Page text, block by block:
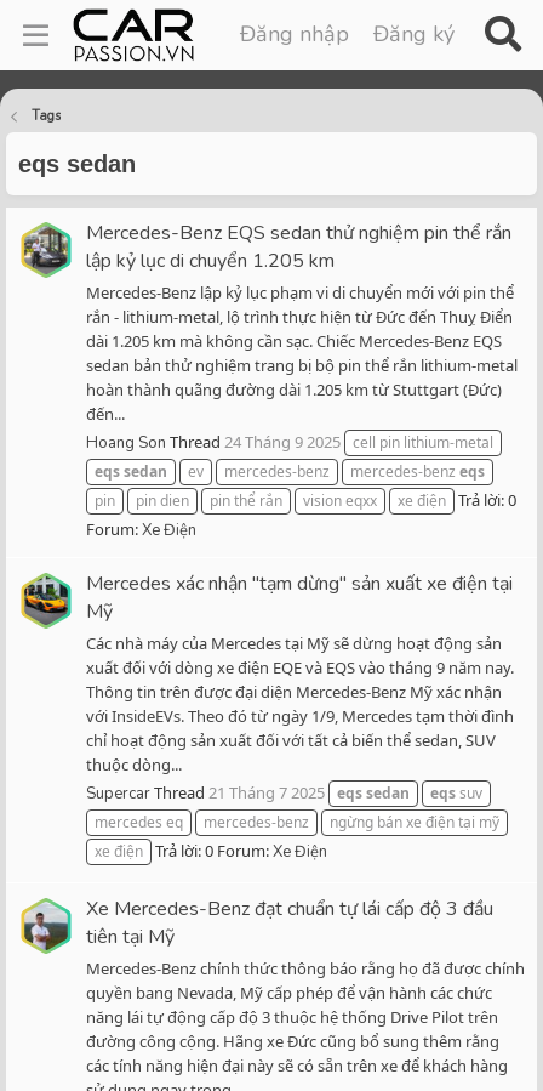
Đăng nhập Đăng ký
Tags
eqs sedan
Mercedes-Benz EQS sedan thử nghiệm pin thể rắn
lập kỷ lục di chuyển 1.205 km
Mercedes-Benz lập kỷ lục phạm vi di chuyển mới với pin thể
rắn - lithium-metal, lộ trình thực hiện từ Đức đến Thuỵ Điển
dài 1.205 km mà không cần sạc. Chiếc Mercedes-Benz EQS
sedan bản thử nghiệm trang bị bộ pin thể rắn lithium-metal
hoàn thành quãng đường dài 1.205 km từ Stuttgart (Đức)
đến...
Hoang Son Thread 24 Tháng 9 2025 cell pin lithium-metal
eqssedan ev mercedes-benz mercedes-benz eqs
pin
pin dien pin thể rắn vision eqxx xe điện Trả lời: 0
Forum:Xe Điện
Mercedes xác nhận "tạm dừng" sản xuất xe điện tại
Mỹ
Các nhà máy của Mercedes tại Mỹ sẽ dừng hoạt động sản
xuất đối với dòng xe điện EQE và EQS vào tháng 9 năm nay.
Thông tin trên được đại diện Mercedes-Benz Mỹ xác nhận
với InsideEVs. Theo đó từ ngày 1/9, Mercedes tạm thời đình
chỉ hoạt động sản xuất đối với tất cả biến thể sedan, SUV
thuộc dòng...
SupercarThread 21 Tháng 7 2025 eqssedan eqssuv
mercedes eq
mercedes-benz
ngừng bán xe điện tại mỹ
xe điện Trả lời: 0 Forum:Xe Điện
Xe Mercedes-Benz đạt chuẩn tự lái cấp độ 3 đầu
tiên tại Mỹ
Mercedes-Benz chính thức thông báo rằng họ đã được chính
quyền bang Nevada, Mỹ cấp phép để vận hành các chức
năng lái tự động cấp độ 3 thuộc hệ thống Drive Pilot trên
đường công cộng. Hãng xe Đức cũng bổ sung thêm rằng
các tính năng hiện đại này sẽ có sẵn trên xe để khách hàng